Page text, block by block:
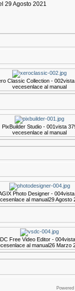
29 Agosto 2021
Classic Collection - 002
vecesenlace al manual
PixBuilder Studio - 001vista
vecesenlace al manual
Photo Designer - 004
enlace al manual29 Agosto
Free Video Editor - 004
enlace al manual26 Marzo